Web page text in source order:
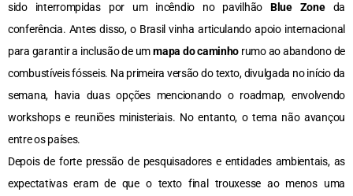
sido interrompidas por um incêndio no pavilhão Blue Zoneda
conferência. Antes disso, o Brasil vinha articulando apoio internacional
para garantir a inclusão de ummapa do caminho rumo ao abandono de
combustíveis fósseis. Na primeira versão do texto, divulgada no início da
semana, havia duas opções mencionando o roadmap, envolvendo
workshops e reuniões ministeriais. No entanto, o tema não avançou
entre os países.
Depois de forte pressão de pesquisadores e entidades ambientais, as
expectativas eram de que o texto final trouxesse ao menos uma